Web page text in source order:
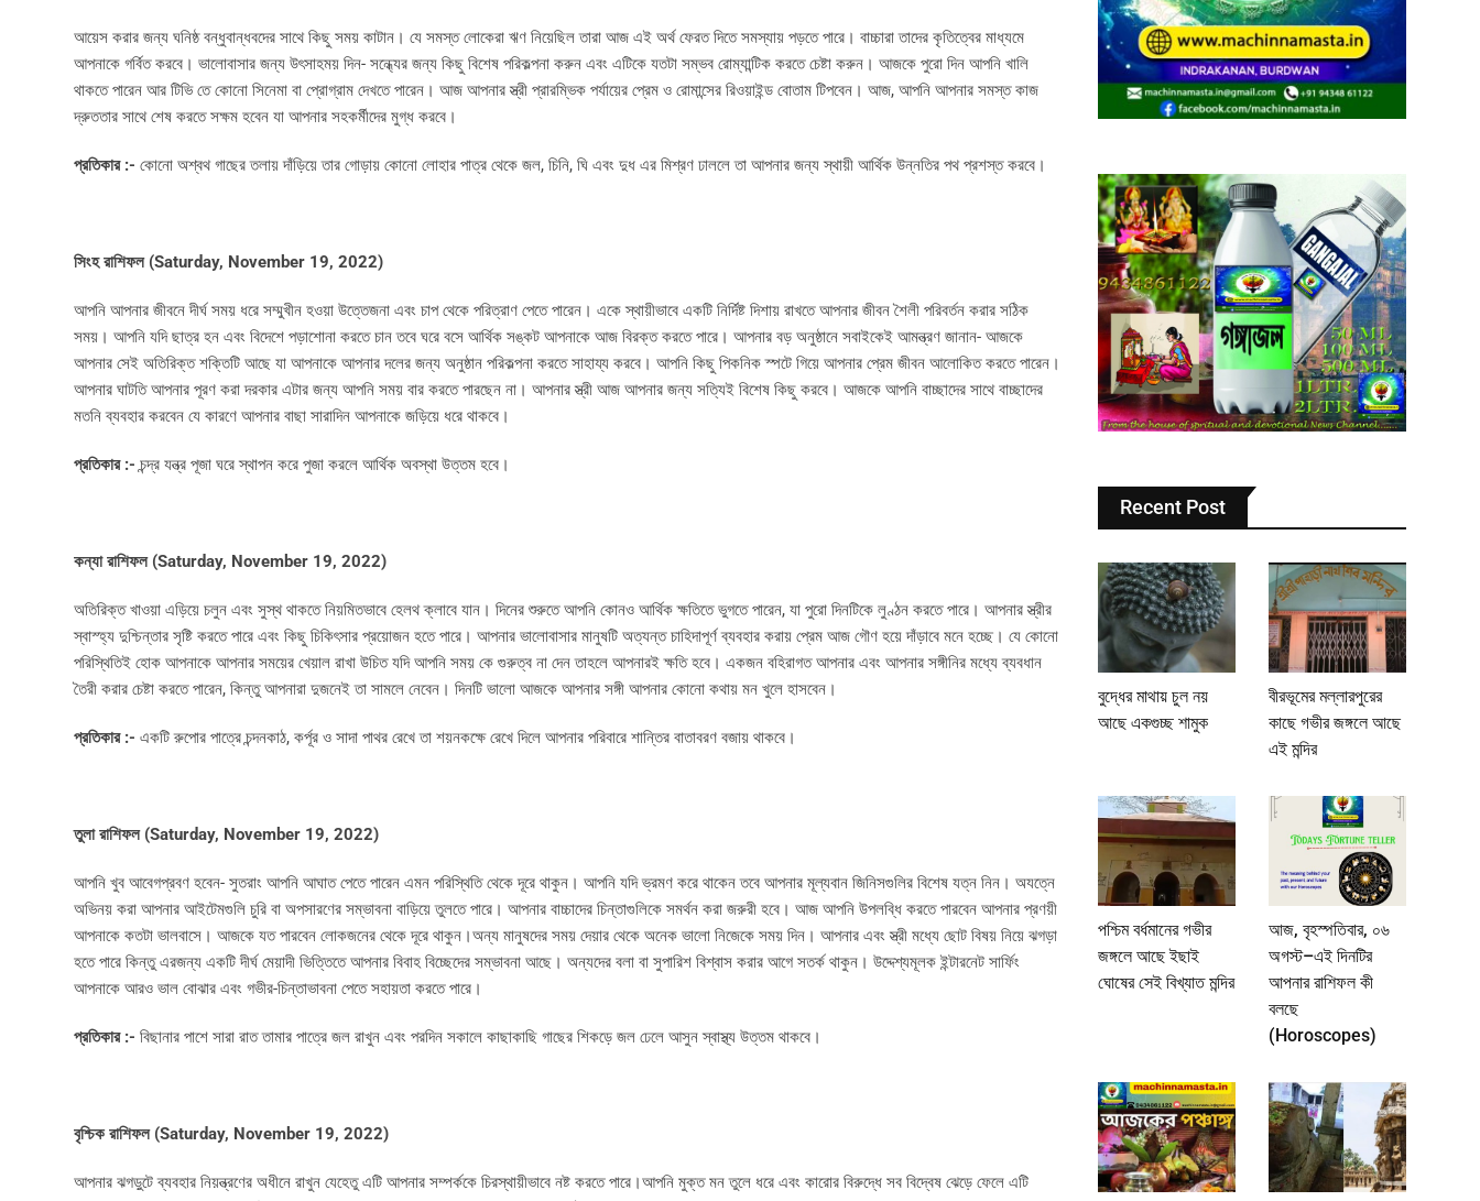
আয়েস করার জন্য ঘনিষ্ঠ বন্ধুবান্ধবদের সাথে কিছু সময় কাটান। যে সমস্ত লোকেরা ঋণ নিয়েছিল তারা আজ এই অর্থ ফেরত দিতে সমস্যায় পড়তে পারে। বাচ্চারা তাদের কৃতিত্বের মাধ্যমে
আপনাকে গর্বিত করবে। ভালোবাসার জন্য উৎসাহময় দিন- সন্ধ্যের জন্য কিছু বিশেষ পরিকল্পনা করুন এবং এটিকে যতটা সম্ভব রোম্যান্টিক করতে চেষ্টা করুন। আজকে পুরো দিন আপনি খালি
থাকতে পারেন আর টিভি তে কোনো সিনেমা বা প্রোগ্রাম দেখতে পারেন। আজ আপনার স্ত্রী প্রারম্ভিক পর্যায়ের প্রেম ও রোমান্সের রিওয়াইন্ড বোতাম টিপবেন। আজ, আপনি আপনার সমস্ত কাজ
দ্রুততার সাথে শেষ করতে সক্ষম হবেন যা আপনার সহকর্মীদের মুগ্ধ করবে।
প্রতিকার :- কোনো অশ্বথ গাছের তলায় দাঁড়িয়ে তার গোড়ায় কোনো লোহার পাত্র থেকে জল, চিনি, ঘি এবং দুধ এর মিশ্রণ ঢাললে তা আপনার জন্য স্থায়ী আর্থিক উন্নতির পথ প্রশস্ত করবে।
সিংহ রাশিফল (Saturday, November 19, 2022)
আপনি আপনার জীবনে দীর্ঘ সময় ধরে সম্মুখীন হওয়া উত্তেজনা এবং চাপ থেকে পরিত্রাণ পেতে পারেন। একে স্থায়ীভাবে একটি নির্দিষ্ট দিশায় রাখতে আপনার জীবন শৈলী পরিবর্তন করার সঠিক
সময়। আপনি যদি ছাত্র হন এবং বিদেশে পড়াশোনা করতে চান তবে ঘরে বসে আর্থিক সঙ্কট আপনাকে আজ বিরক্ত করতে পারে। আপনার বড় অনুষ্ঠানে সবাইকেই আমন্ত্রণ জানান- আজকে
আপনার সেই অতিরিক্ত শক্তিটি আছে যা আপনাকে আপনার দলের জন্য অনুষ্ঠান পরিকল্পনা করতে সাহায্য করবে। আপনি কিছু পিকনিক স্পটে গিয়ে আপনার প্রেম জীবন আলোকিত করতে পারেন।
আপনার ঘাটতি আপনার পূরণ করা দরকার এটার জন্য আপনি সময় বার করতে পারছেন না। আপনার স্ত্রী আজ আপনার জন্য সত্যিই বিশেষ কিছু করবে। আজকে আপনি বাচ্ছাদের সাথে বাচ্ছাদের
মতনি ব্যবহার করবেন যে কারণে আপনার বাছা সারাদিন আপনাকে জড়িয়ে ধরে থাকবে।
প্রতিকার :- চন্দ্র যন্ত্র পূজা ঘরে স্থাপন করে পুজা করলে আর্থিক অবস্থা উত্তম হবে।
কন্যা রাশিফল (Saturday, November 19, 2022)
অতিরিক্ত খাওয়া এড়িয়ে চলুন এবং সুস্থ থাকতে নিয়মিতভাবে হেলথ ক্লাবে যান। দিনের শুরুতে আপনি কোনও আর্থিক ক্ষতিতে ভুগতে পারেন, যা পুরো দিনটিকে লুণ্ঠন করতে পারে। আপনার স্ত্রীর
স্বাস্হ্য দুশ্চিন্তার সৃষ্টি করতে পারে এবং কিছু চিকিৎসার প্রয়োজন হতে পারে। আপনার ভালোবাসার মানুষটি অত্যন্ত চাহিদাপূর্ণ ব্যবহার করায় প্রেম আজ গৌণ হয়ে দাঁড়াবে মনে হচ্ছে। যে কোনো
পরিস্থিতিই হোক আপনাকে আপনার সময়ের খেয়াল রাখা উচিত যদি আপনি সময় কে গুরুত্ব না দেন তাহলে আপনারই ক্ষতি হবে। একজন বহিরাগত আপনার এবং আপনার সঙ্গীনির মধ্যে ব্যবধান
তৈরী করার চেষ্টা করতে পারেন, কিন্তু আপনারা দুজনেই তা সামলে নেবেন। দিনটি ভালো আজকে আপনার সঙ্গী আপনার কোনো কথায় মন খুলে হাসবেন।
প্রতিকার :- একটি রুপোর পাত্রে চন্দনকাঠ, কর্পূর ও সাদা পাথর রেখে তা শয়নকক্ষে রেখে দিলে আপনার পরিবারে শান্তির বাতাবরণ বজায় থাকবে।
তুলা রাশিফল (Saturday, November 19, 2022)
আপনি খুব আবেগপ্রবণ হবেন- সুতরাং আপনি আঘাত পেতে পারেন এমন পরিস্থিতি থেকে দূরে থাকুন। আপনি যদি ভ্রমণ করে থাকেন তবে আপনার মূল্যবান জিনিসগুলির বিশেষ যত্ন নিন। অযত্নে
অভিনয় করা আপনার আইটেমগুলি চুরি বা অপসারণের সম্ভাবনা বাড়িয়ে তুলতে পারে। আপনার বাচ্চাদের চিন্তাগুলিকে সমর্থন করা জরুরী হবে। আজ আপনি উপলব্ধি করতে পারবেন আপনার প্রণয়ী
আপনাকে কতটা ভালবাসে। আজকে যত পারবেন লোকজনের থেকে দূরে থাকুন।অন্য মানুষদের সময় দেয়ার থেকে অনেক ভালো নিজেকে সময় দিন। আপনার এবং স্ত্রী মধ্যে ছোট বিষয় নিয়ে ঝগড়া
হতে পারে কিন্তু এরজন্য একটি দীর্ঘ মেয়াদী ভিত্তিতে আপনার বিবাহ বিচ্ছেদের সম্ভাবনা আছে। অন্যদের বলা বা সুপারিশ বিশ্বাস করার আগে সতর্ক থাকুন। উদ্দেশ্যমূলক ইন্টারনেট সার্ফিং
আপনাকে আরও ভাল বোঝার এবং গভীর-চিন্তাভাবনা পেতে সহায়তা করতে পারে।
প্রতিকার :- বিছানার পাশে সারা রাত তামার পাত্রে জল রাখুন এবং পরদিন সকালে কাছাকাছি গাছের শিকড়ে জল ঢেলে আসুন স্বাস্থ্য উত্তম থাকবে।
বৃশ্চিক রাশিফল (Saturday, November 19, 2022)
আপনার ঝগড়ুটে ব্যবহার নিয়ন্ত্রণের অধীনে রাখুন যেহেতু এটি আপনার সম্পর্ককে চিরস্থায়ীভাবে নষ্ট করতে পারে।আপনি মুক্ত মন তুলে ধরে এবং কারোর বিরুদ্ধে সব বিদ্বেষ ঝেড়ে ফেলে এটি
Recent Post
বুদ্ধের মাথায় চুল নয়
আছে একগুচ্ছ শামুক
বীরভূমের মল্লারপুরের
কাছে গভীর জঙ্গলে আছে
এই মন্দির
পশ্চিম বর্ধমানের গভীর
জঙ্গলে আছে ইছাই
ঘোষের সেই বিখ্যাত মন্দির
আজ, বৃহস্পতিবার, ০৬
অগস্ট–এই দিনটির
আপনার রাশিফল কী
বলছে
(Horoscopes)